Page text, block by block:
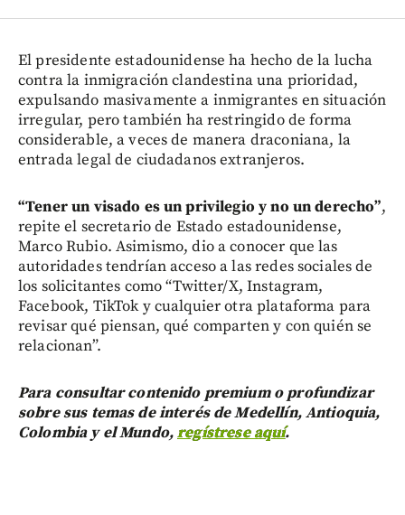
El presidente estadounidense ha hecho de la lucha
contra la inmigración clandestina una prioridad,
expulsando masivamente a inmigrantes en situación
irregular, pero también ha restringido de forma
considerable, a veces de manera draconiana, la
entrada legal de ciudadanos extranjeros.
“Tener un visado es un privilegio y no un derecho”,
repite el secretario de Estado estadounidense,
Marco Rubio. Asimismo, dio a conocer que las
autoridades tendrían acceso a las redes sociales de
los solicitantes como “Twitter/X, Instagram,
Facebook, TikTok y cualquier otra plataforma para
revisar qué piensan, qué comparten y con quién se
relacionan”.
Para consultar contenido premium o profundizar
sobre sus temas de interés de Medellín, Antioquia,
Colombia y el Mundo,regístrese aquí.